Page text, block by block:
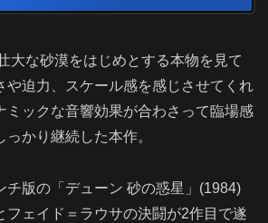
大な砂漠をはじめとする本物を見て
や迫力、スケール感を感じさせてくれ
ミックな音響効果が合わさって臨場感
かり継続した本作。
チ版の「デューン 砂の惑星」(1984)
フェイド＝ラウサの決闘が2作目で遂